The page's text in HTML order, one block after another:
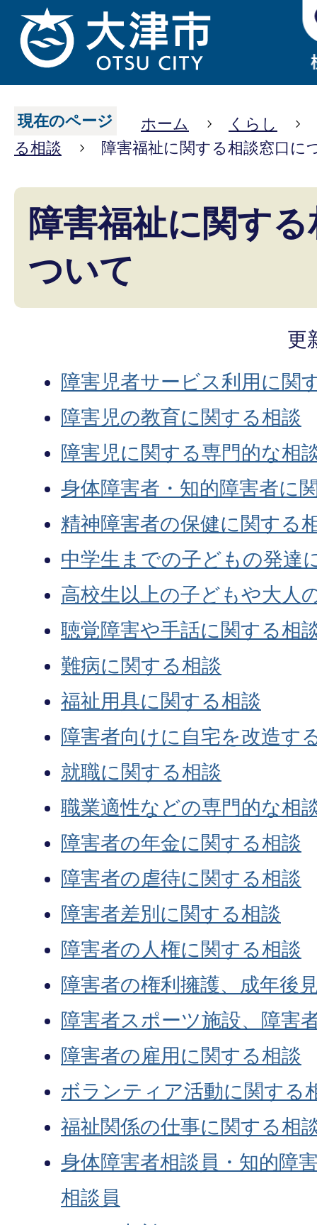
現在のページ ホーム
くらし
る相談
障害福祉に関する相談窓口に
障害福祉に関す
ついて
更
障害児者サービス利用に関
障害児の教育に関する相談
障害児に関する専門的な相
身体障害者・知的障害者に
精神障害者の保健に関する
中学生までの子どもの発達
高校生以上の子どもや大人
聴覚障害や手話に関する相
難病に関する相談
福祉用具に関する相談
障害者向けに自宅を改造す
就職に関する相談
職業適性などの専門的な相
障害者の年金に関する相談
障害者の虐待に関する相談
障害者差別に関する相談
障害者の人権に関する相談
障害者の権利擁護、成年後
障害者スポーツ施設、障害
障害者の雇用に関する相談
ボランティア活動に関する
福祉関係の仕事に関する相
身体障害者相談員・知的障
相談員